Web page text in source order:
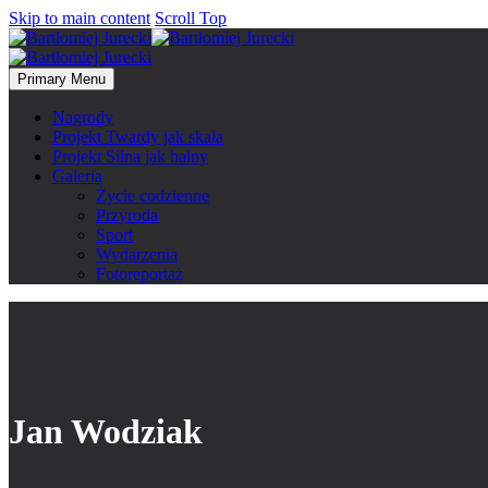
Skip to main content Scroll Top
Primary Menu
Nagrody
Projekt Twardy jak skała
Projekt Silna jak halny
Galeria
Życie codzienne
Przyroda
Sport
Wydarzenia
Fotoreportaż
Jan Wodziak